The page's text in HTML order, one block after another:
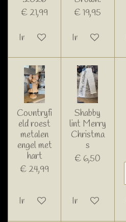
€ 21,99
In winkelwagen
€ 19,95
In winkelwagen
Countryfi
eld roest
metalen
engel met
hart
€ 24,99
In winkelwagen
Shabby
lint Merry
Christma
s
€ 6,50
In winkelwagen